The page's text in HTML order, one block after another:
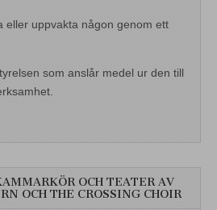
eller uppvakta någon genom ett
som anslår medel ur den till
OCH TEATER AV
OCH THE CROSSING CHOIR